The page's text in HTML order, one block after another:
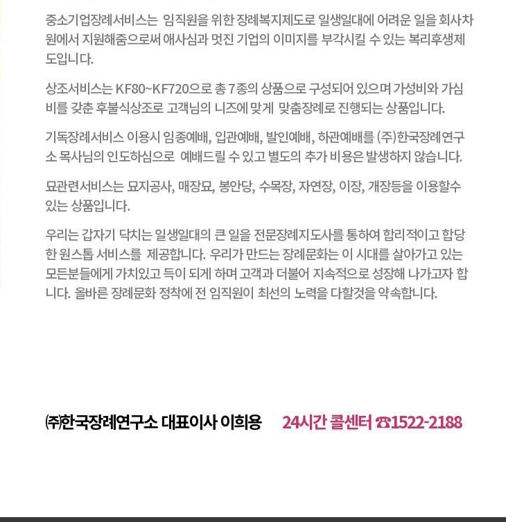
중소기업장례서비스는 임직원을 위한 장례복지제도로 일생일대에 어려운 일을 회사차
원에서 지원해줌으로써 애사심과 멋진 기업의 이미지를 부각시킬 수 있는 복리후생제
도입니다.
상조서비스는 KF80~KF720으로 총 7종의 상품으로 구성되어 있으며 가성비와 가심
비를 갖춘 후불식상조로 고객님의 니즈에 맞게 맞춤장례로 진행되는 상품입니다.
기독장례서비스 이용시 임종예배, 입관예배, 발인예배, 하관예배를 (주)한국장례연구
소 목사님의 인도하심으로 예배드릴 수 있고 별도의 추가 비용은 발생하지 않습니다.
묘관련서비스는 묘지공사, 매장묘, 봉안당, 수목장, 자연장, 이장, 개장등을 이용할수
있는 상품입니다.
우리는 갑자기 닥치는 일생일대의 큰 일을 전문장례지도사를 통하여 합리적이고 합당
한 원스톱 서비스를 제공합니다. 우리가 만드는 장례문화는 이 시대를 살아가고 있는
모든분들에게 가치있고 득이 되게 하며 고객과 더불어 지속적으로 성장해 나가고자 합
니다. 올바른 장례문화 정착에 전 임직원이 최선의 노력을 다할것을 약속합니다.
㈜한국장례연구소 대표이사 이희용 24시간 콜센터 ☎1522-2188